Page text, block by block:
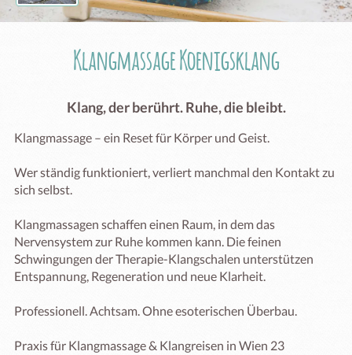
Klangmassage Koenigsklang
Klang, der berührt. Ruhe, die bleibt.
Klangmassage – ein Reset für Körper und Geist.
Wer ständig funktioniert, verliert manchmal den Kontakt zu
sich selbst.
Klangmassagen schaffen einen Raum, in dem das
Nervensystem zur Ruhe kommen kann. Die feinen
Schwingungen der Therapie-Klangschalen unterstützen
Entspannung, Regeneration und neue Klarheit.
Professionell. Achtsam. Ohne esoterischen Überbau.
Praxis für Klangmassage & Klangreisen in Wien 23